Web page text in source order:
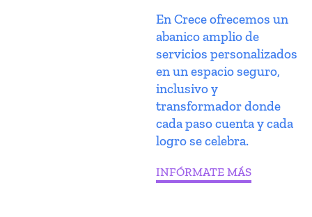
En Crece ofrecemos un
abanico amplio de
servicios personalizados
en un espacio seguro,
inclusivo y
transformador donde
cada paso cuenta y cada
logro se celebra.
INFÓRMATE MÁS